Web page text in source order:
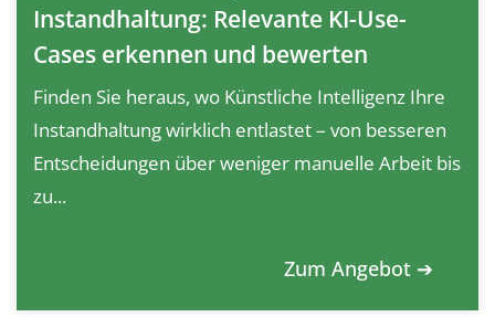
Instandhaltung: Relevante KI-Use-
Cases erkennen und bewerten
Finden Sie heraus, wo Künstliche Intelligenz Ihre
Instandhaltung wirklich entlastet – von besseren
Entscheidungen über weniger manuelle Arbeit bis
zu...
Zum Angebot ➔